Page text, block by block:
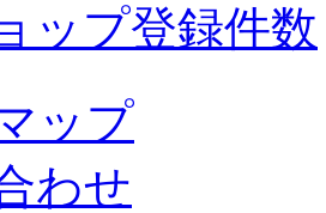
ップ登録件数
ップ
わせ